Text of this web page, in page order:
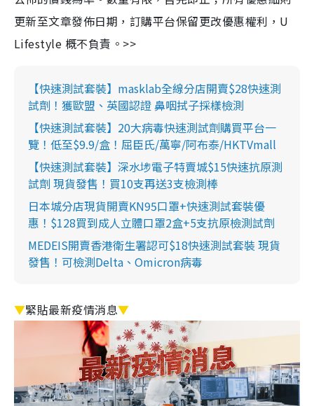
更新至文章發佈日期，訂購平台保留更改優惠權利，U
Lifestyle 概不負責。>>
【快速測試套裝】masklab全線分店開賣$28快速測
試劑！獲歐盟、英國認證 鼻咽拭子採樣檢測
【快速測試套裝】20大病毒快速測試劑購買平台一
覽！低至$9.9/盒！屈臣氏/萬寧/阿布泰/HKTVmall
【快速測試套裝】深水埗電子特賣城$15快速抗原測
試劑 現貨發售！買10支再送3支檢測棒
日本城分店現貨開賣KN95口罩+快速測試套裝優
惠！$128買到成人立體口罩2盒+5支抗原檢測試劑
MEDEIS開賣香港衛生署認可$18快速測試套裝 現貨
發售！可檢測Delta、Omicron病毒
▼緊貼最新疫情消息▼